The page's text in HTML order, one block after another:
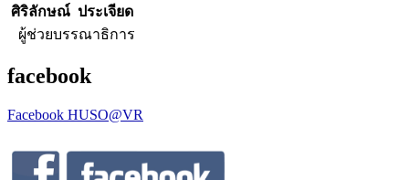
ศิริลักษณ์ ประเจียด
ผู้ช่วยบรรณาธิการ
facebook
Facebook HUSO@VR